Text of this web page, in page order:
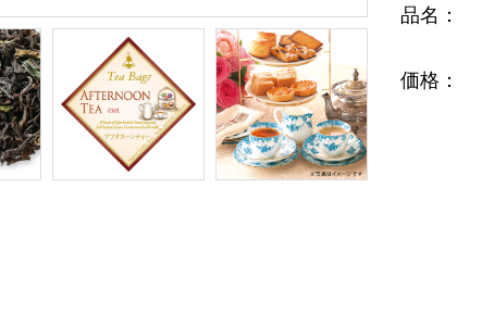
品名：
価格：